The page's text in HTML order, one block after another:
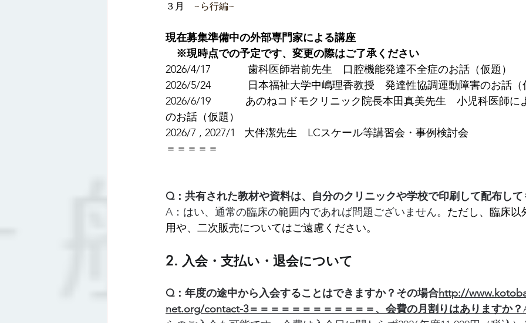
３月 ~ら行編~
現在募集準備中の外部専門家による講座
※現時点での予定です、変更の際はご了承ください
2026/4/17　         歯科医師岩前先生　口腔機能発達不全症のお話（仮題）
2026/5/24　         日本福祉大学中嶋理香教授　発達性協調運動障害のお話（
2026/6/19　　　 あのねコドモクリニック院長本田真美先生　小児科医師に
のお話（仮題）
2026/7 , 2027/1   大伴潔先生　LCスケール等講習会・事例検討会
＝＝＝＝＝
Q：共有された教材や資料は、自分のクリニックや学校で印刷して配布し
A：はい、通常の臨床の範囲内であれば問題ございません。 ただし、臨床以
用や、二次販売についてはご遠慮ください。
2. 入会・支払い・退会について
Q：年度の途中から入会することはできますか？その場合http://
net.org/contact-3＝＝＝＝＝＝＝＝＝＝＝＝ 、会費の月割りはありますか？